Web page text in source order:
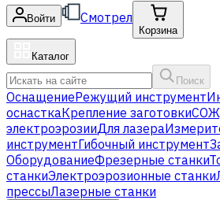
Войти Смотрел
Корзина
Каталог
Поиск
ОснащениеРежущий инструмент
оснасткаКрепление заготовки
электроэрозииДля лазера
инструментГибочный инструмент
ОборудованиеФрезерные станки
станкиЭлектроэрозионные станки
прессыЛазерные станки